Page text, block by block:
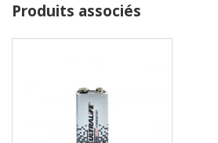
Produits associés